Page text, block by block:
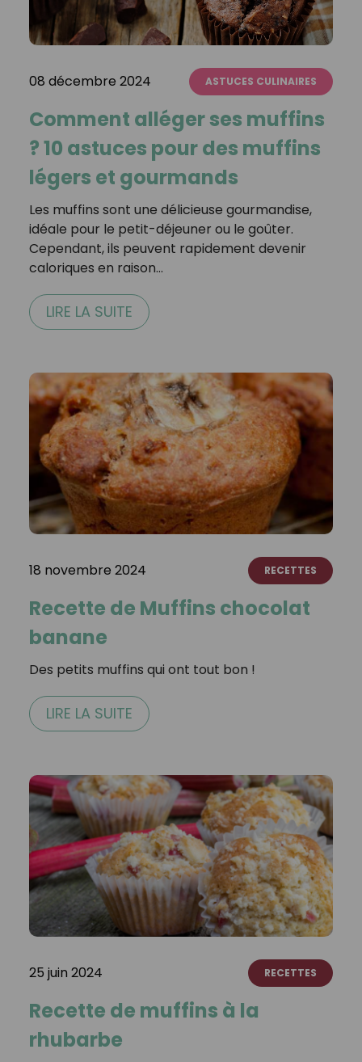
08 décembre 2024 ASTUCES CULINAIRES
Comment alléger ses muffins
? 10 astuces pour des muffins
légers et gourmands
Les muffins sont une délicieuse gourmandise,
idéale pour le petit-déjeuner ou le goûter.
Cependant, ils peuvent rapidement devenir
caloriques en raison…
LIRE LA SUITE
18 novembre 2024 RECETTES
Recette de Muffins chocolat
banane
Des petits muffins qui ont tout bon !
LIRE LA SUITE
25 juin 2024 RECETTES
Recette de muffins à la
rhubarbe